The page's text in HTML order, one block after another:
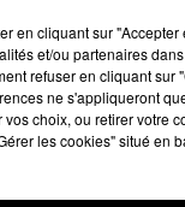
10 sec
BIEN SUR
en cliquant sur "Accepter
et/ou partenaires
refuser en cliquant sur
ne s'appliqueront
choix, ou retirer votre
les cookies" situé en